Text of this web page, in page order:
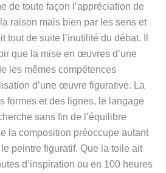
de toute façon l’appréciation de
la raison mais bien par les sens et
tout de suite l’inutilité du débat. Il
que la mise en œuvres d’une
les mêmes compétences
d’une œuvre figurative. La
formes et des lignes, le langage
sans fin de l’équilibre
la composition préoccupe autant
peintre figuratif. Que la toile ait
d’inspiration ou en 100 heures